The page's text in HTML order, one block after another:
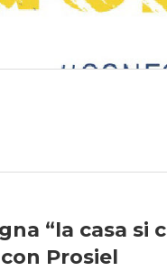
“la casa si
Prosiel